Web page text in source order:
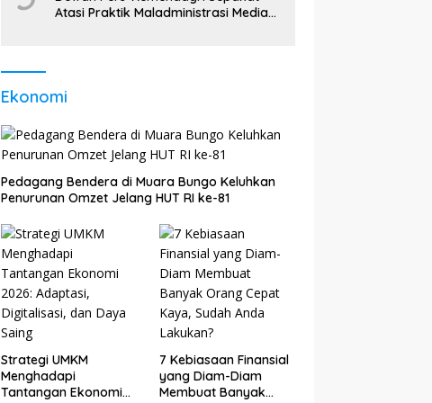
Atasi Praktik Maladministrasi Media
Ekonomi
Pedagang Bendera di Muara Bungo Keluhkan
Penurunan Omzet Jelang HUT RI ke-81
Strategi UMKM
Menghadapi
Tantangan Ekonomi
7 Kebiasaan Finansial
yang Diam-Diam
Membuat Banyak